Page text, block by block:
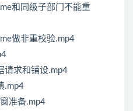
和同级子部门不能重
做非重校验.mp4
请求和铺设.mp4
.mp4
准备.mp4